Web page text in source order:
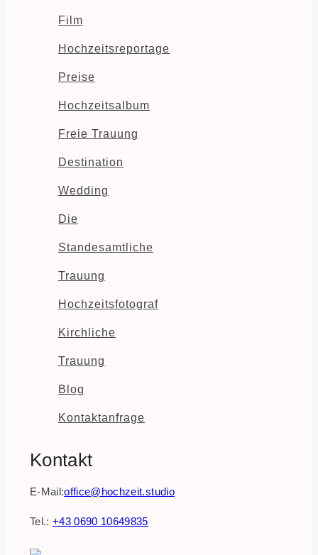
Film
Hochzeitsreportage
Preise
Hochzeitsalbum
Freie Trauung
Destination
Wedding
Die
Standesamtliche
Trauung
Hochzeitsfotograf
Kirchliche
Trauung
Blog
Kontaktanfrage
Kontakt
E-Mail:office@hochzeit.studio
Tel.:+43 0690 10649835